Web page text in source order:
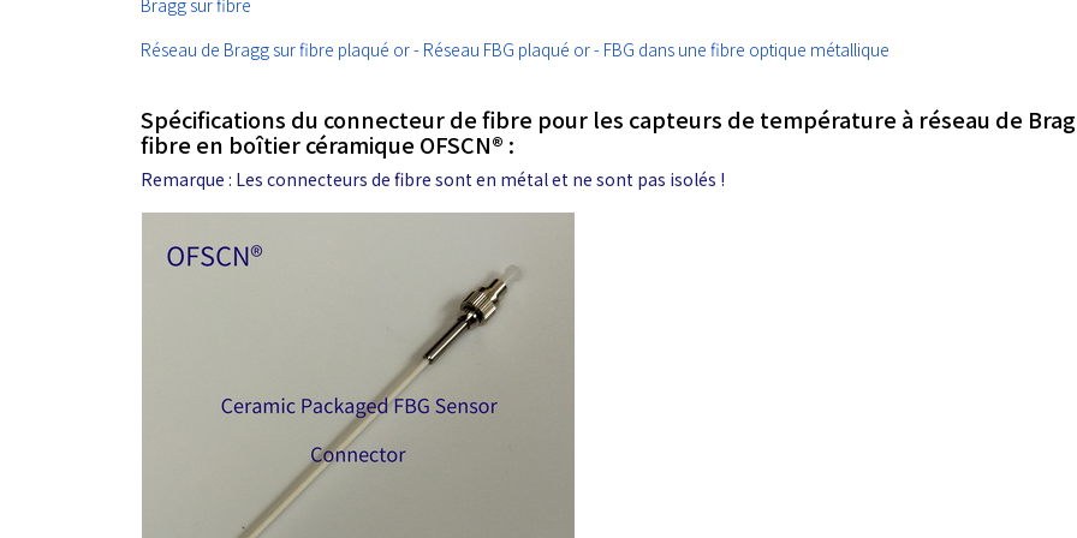
Bragg sur fibre
Réseau de Bragg sur fibre plaqué or - Réseau FBG plaqué or - FBG dans une fibre optique métallique
Spécifications du connecteur de fibre pour les capteurs de température à réseau de
fibre en boîtier céramique OFSCN® :
Remarque : Les connecteurs de fibre sont en métal et ne sont pas isolés !